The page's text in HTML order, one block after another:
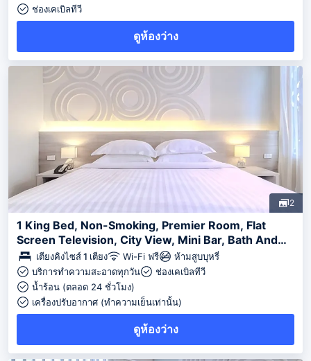
ช่องเคเบิลทีวี
ดูห้องว่าง
2
1 King Bed, Non-Smoking, Premier Room, Flat
Screen Television, City View, Mini Bar, Bath And
Shower
เตียงคิงไซส์ 1 เตียง Wi-Fi ฟรี
ห้ามสูบบุหรี่
บริการทำความสะอาดทุกวัน
ช่องเคเบิลทีวี
น้ำร้อน (ตลอด 24 ชั่วโมง)
เครื่องปรับอากาศ (ทำความเย็นเท่านั้น)
ดูห้องว่าง